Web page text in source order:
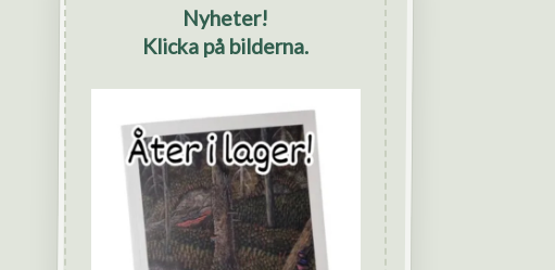
Nyheter!
Klicka på bilderna.